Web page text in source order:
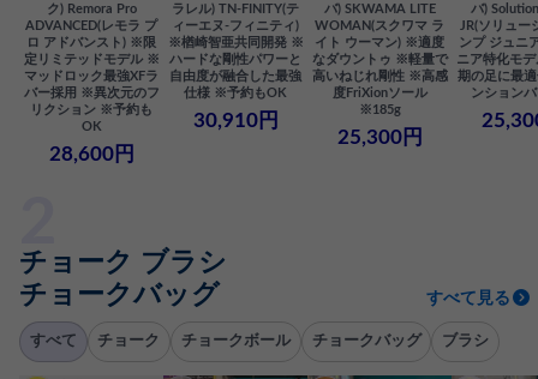
ク) Remora Pro
ADVANCED(レモラ プ
ロ アドバンスト) ※限
定リミテッドモデル ※
マッドロック最強XFラ
バー採用 ※異次元のフ
リクション ※予約も
OK
28,600円
ラレル) TN-FINITY(テ
ィーエヌ-フィニティ)
※楢崎智亜共同開発 ※
ハードな剛性パワーと
自由度が融合した最強
仕様 ※予約もOK
30,910円
バ) SKWAMA LITE
WOMAN(スクワマ ラ
イト ウーマン) ※適度
なダウントゥ ※軽量で
高いねじれ剛性 ※高感
度FriXionソール
※185g
25,300円
バ)
JR(ソリュー
ンプ ジュニ
ニア特化モ
期の足に最
ンション
チョーク ブラシ
チョークバッグ
すべて見る
すべて チョーク チョークボール チョークバッグ ブラシ